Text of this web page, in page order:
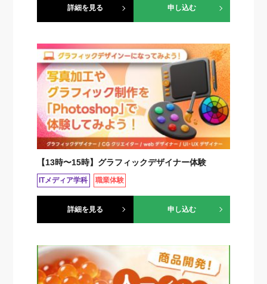
詳細を見る 申し込む
【13時〜15時】グラフィックデザイナー体験
ITメディア学科 職業体験
詳細を見る 申し込む